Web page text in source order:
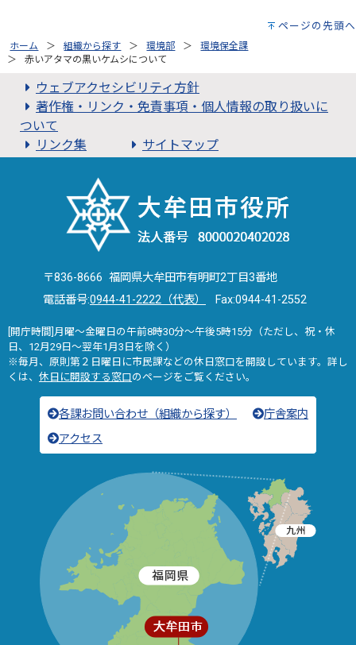
ページの先頭へ
ホーム 組織から探す 環境部
環境保全課
赤いアタマの黒いケムシについて
ウェブアクセシビリティ方針
著作権・リンク・免責事項・個人情報の取り扱いに
ついて
リンク集
サイトマップ
〒836-8666 福岡県大牟田市有明町2丁目3番地
電話番号:0944-41-2222（代表） Fax:0944-41-2552
[開庁時間]月曜～金曜日の午前8時30分～午後5時15分（ただし、祝・休
日、12月29日～翌年1月3日を除く）
※毎月、原則第２日曜日に市民課などの休日窓口を開設しています。詳し
くは、 休日に開設する窓口のページをご覧ください。
各課お問い合わせ（組織から探す）
庁舎案内
アクセス